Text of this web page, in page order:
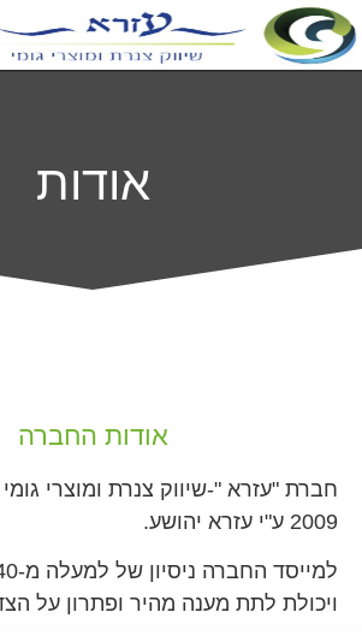
אודות
אודות החברה
חברת "עזרא "-שיווק צנרת ומוצרי
2009 ע"י עזרא יהושע.
ויכולת לתת מענה מהיר ופתרון על